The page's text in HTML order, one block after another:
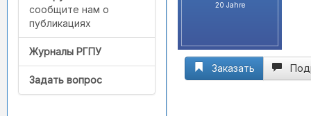
сообщите нам о
публикациях
Журналы РГПУ
Задать вопрос
20 Jahre
Заказать